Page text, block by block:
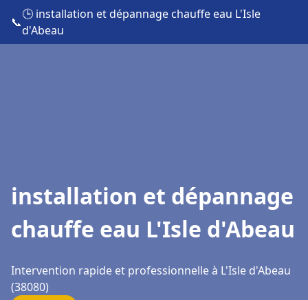
📞
🕒 installation et dépannage chauffe eau L'Isle
d'Abeau
installation et dépannage
chauffe eau L'Isle d'Abeau
Intervention rapide et professionnelle à L'Isle d'Abeau
(38080)